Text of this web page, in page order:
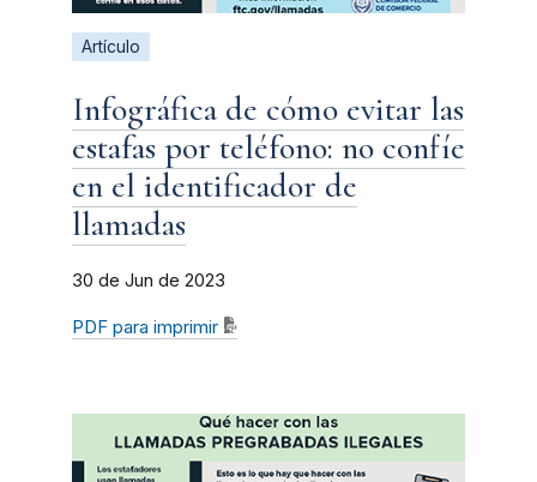
Artículo
Infográfica de cómo evitar las
estafas por teléfono: no confíe
en el identificador de
llamadas
30 de Jun de 2023
PDF para imprimir